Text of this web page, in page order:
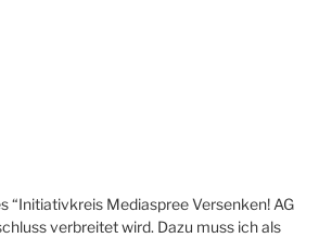
“Initiativkreis Mediaspree Versenken! AG
verbreitet wird. Dazu muss ich als